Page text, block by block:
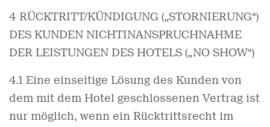
4 RÜCKTRITT/KÜNDIGUNG („STORNIERUNG“)
DES KUNDEN NICHTINANSPRUCHNAHME
DER LEISTUNGEN DES HOTELS („NO SHOW“)
4.1 Eine einseitige Lösung des Kunden von
dem mit dem Hotel geschlossenen Vertrag ist
nur möglich, wenn ein Rücktrittsrecht im